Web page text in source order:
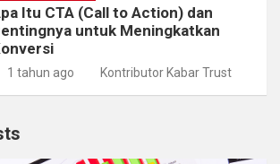
Itu CTA (Call to Action) dan
untuk Meningkatkan
1 tahun ago Kontributor Kabar Trust